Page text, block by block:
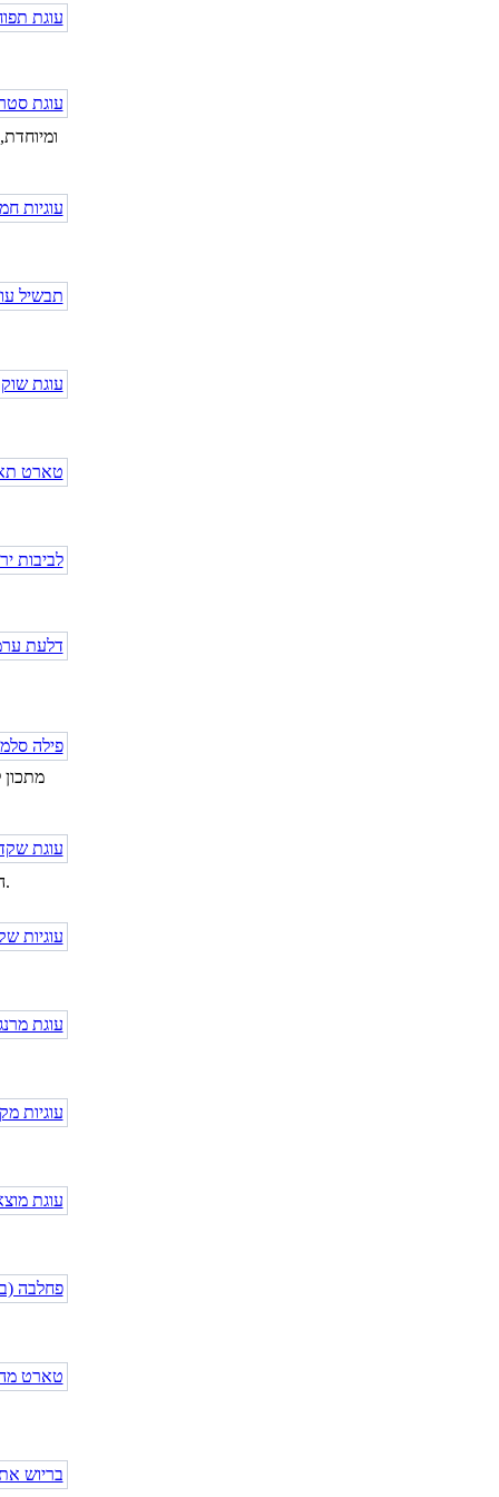
המורכבת מתחתית שקדים שמעליה שכבות מוס שוקולד חלב, מוס שוקולד לבן וגנאש.